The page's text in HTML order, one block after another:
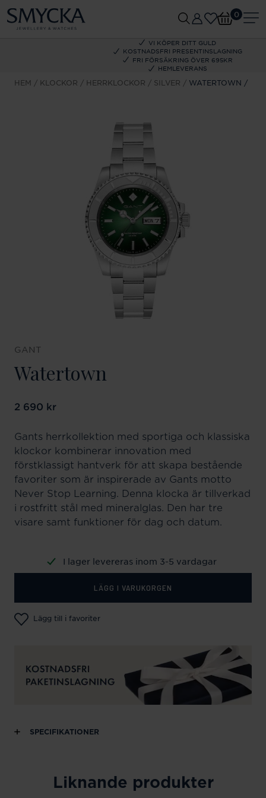
VI KÖPER DITT GULD
KOSTNADSFRI PRESENTINSLAGNING
FRI FÖRSÄKRING ÖVER 695KR
HEMLEVERANS
0
HEM KLOCKOR HERRKLOCKOR SILVER WATERTOWN
GANT
Watertown
Pris:2 690 kr
2 690 kr
Gants herrkollektion med sportiga och klassiska
klockor kombinerar innovation med
förstklassigt hantverk för att skapa bestående
favoriter som är inspirerade av Gants motto
Never Stop Learning. Denna klocka är tillverkad
i rostfritt stål med mineralglas. Den har tre
visare samt funktioner för dag och datum.
I lager levereras inom 3-5 vardagar
LÄGG I VARUKORGEN
Lägg till i favoriter
SPECIFIKATIONER
Liknande produkter